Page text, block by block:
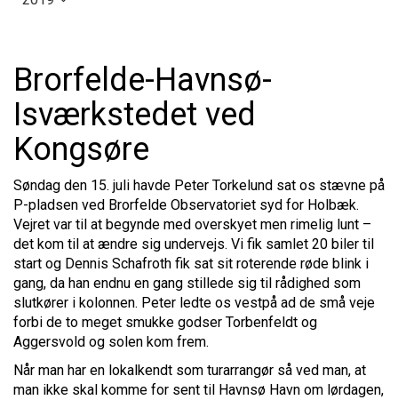
Brorfelde-Havnsø-
Isværkstedet ved
Kongsøre
Søndag den 15. juli havde Peter Torkelund sat os stævne på
P-pladsen ved Brorfelde Observatoriet syd for Holbæk.
Vejret var til at begynde med overskyet men rimelig lunt –
det kom til at ændre sig undervejs. Vi fik samlet 20 biler til
start og Dennis Schafroth fik sat sit roterende røde blink i
gang, da han endnu en gang stillede sig til rådighed som
slutkører i kolonnen. Peter ledte os vestpå ad de små veje
forbi de to meget smukke godser Torbenfeldt og
Aggersvold og solen kom frem.
Når man har en lokalkendt som turarrangør så ved man, at
man ikke skal komme for sent til Havnsø Havn om lørdagen,